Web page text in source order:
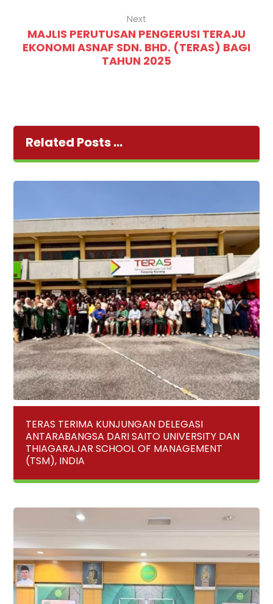
Next
MAJLIS PERUTUSAN PENGERUSI TERAJU
EKONOMI ASNAF SDN. BHD. (TERAS) BAGI
TAHUN 2025
Related Posts ...
TERAS TERIMA KUNJUNGAN DELEGASI
ANTARABANGSA DARI SAITO UNIVERSITY DAN
THIAGARAJAR SCHOOL OF MANAGEMENT
(TSM), INDIA